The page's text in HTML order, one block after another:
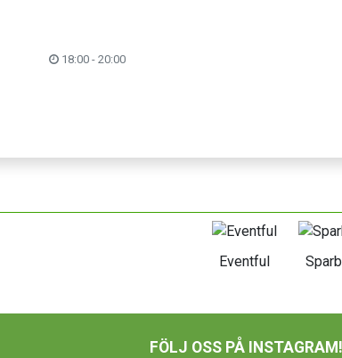
18:00 - 20:00
Eventful
FÖLJ OSS PÅ INSTAGRAM!